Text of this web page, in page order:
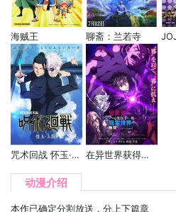
海贼王 聊斋：兰若寺
咒术回战 怀玉·玉折 总集篇 在异世界获得超强能力的我，在现实世界照样无敌～等级提升改变人生命运～ SP
动漫介绍
本作已确定分割放送，分上下篇章